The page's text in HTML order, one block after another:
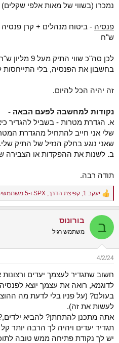
נמכרו (בשווי של מאות אלפי
פנסיה - ביטוח מנהלים + קרן פנסיה
ש"ח
בחשבון את הפנסיה, בלי התייחסות
זה יהיה הכל להיום.
נקודות למחשבה לפעם הבאה -
א. הגדרת מטרות - בשביל להגדיר
שלי אני חייב להתחיל מהגדרת
שאני נוגע בחלק הנזיל של התיק שלי.
ב. לשנות את ההפקדות או הצבירה
תודה רבה.
R
e
c
i
s
יעקב 1 , קפיצת הדרך,
SPX ו-5 משתמשים נוספים
ב בורונוס
משתמש רגיל
4/2/24
חשוב שתגדיר לעצמך יעדים
לדוגמא, רואה את עצמך יוצא
בעולם? (על פניו בלי לדעת מה
לעשות את זה).
אתה מתכנן להתחתן? להביא
תגדיר יעדים ויהיה לך הרבה יותר
יש לך נקודת פתיחה ממש טובה